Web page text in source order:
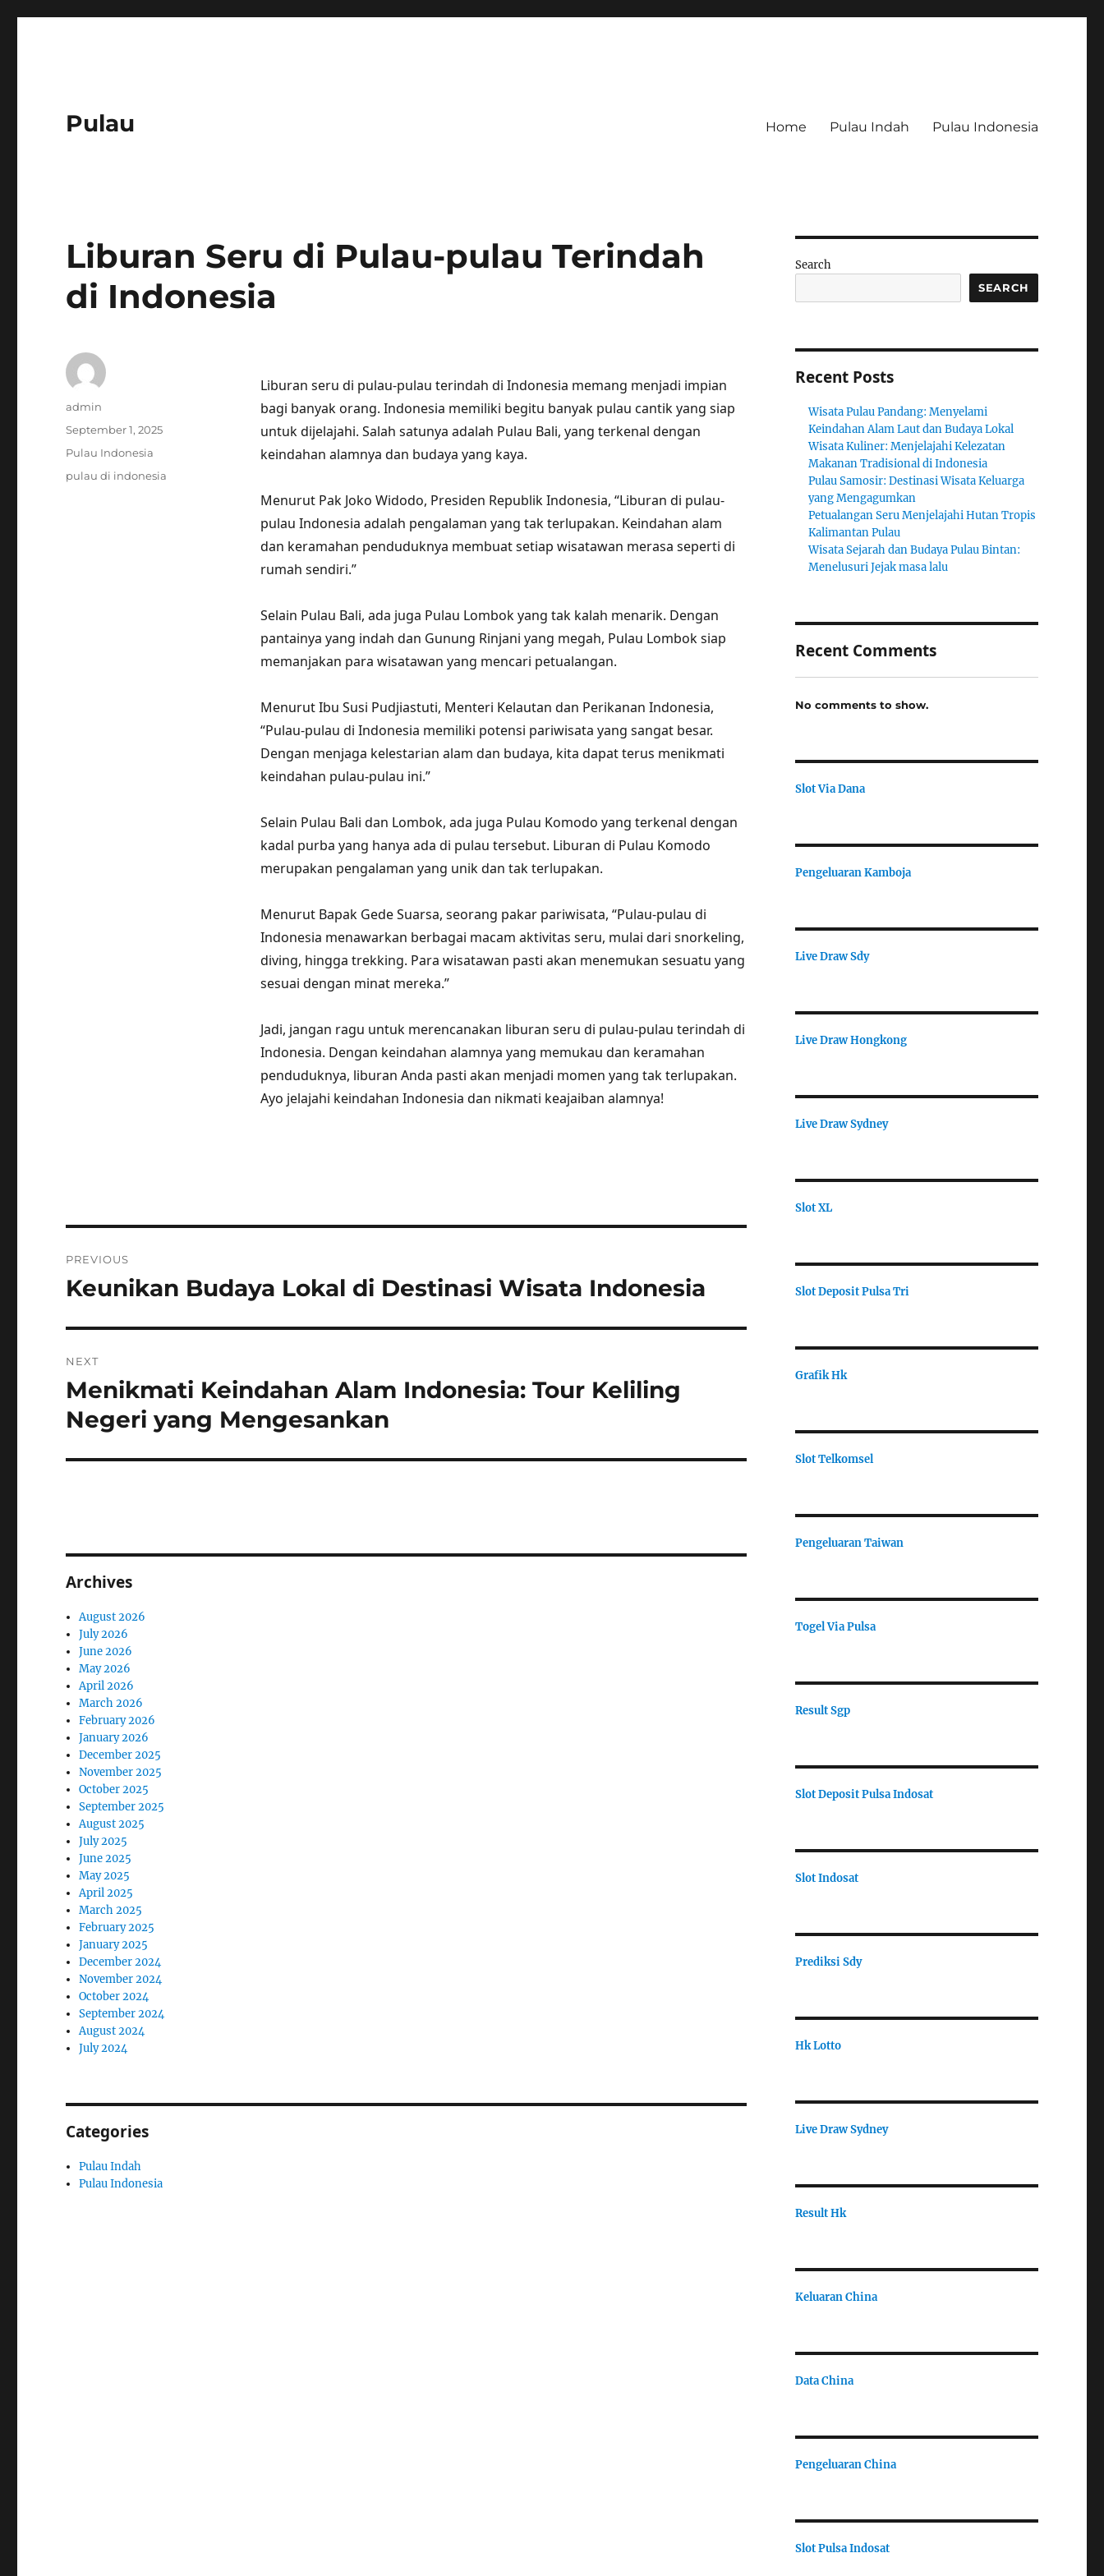
Pulau Home Pulau Indah Pulau Indonesia
Liburan Seru di Pulau-pulau Terindah
di Indonesia
Liburan seru di pulau-pulau terindah di Indonesia memang menjadi impian
bagi banyak orang. Indonesia memiliki begitu banyak pulau cantik yang siap
untuk dijelajahi. Salah satunya adalah Pulau Bali, yang terkenal dengan
keindahan alamnya dan budaya yang kaya.
Menurut Pak Joko Widodo, Presiden Republik Indonesia, “Liburan di pulau-
pulau Indonesia adalah pengalaman yang tak terlupakan. Keindahan alam
dan keramahan penduduknya membuat setiap wisatawan merasa seperti di
rumah sendiri.”
Selain Pulau Bali, ada juga Pulau Lombok yang tak kalah menarik. Dengan
pantainya yang indah dan Gunung Rinjani yang megah, Pulau Lombok siap
memanjakan para wisatawan yang mencari petualangan.
Menurut Ibu Susi Pudjiastuti, Menteri Kelautan dan Perikanan Indonesia,
“Pulau-pulau di Indonesia memiliki potensi pariwisata yang sangat besar.
Dengan menjaga kelestarian alam dan budaya, kita dapat terus menikmati
keindahan pulau-pulau ini.”
Selain Pulau Bali dan Lombok, ada juga Pulau Komodo yang terkenal dengan
kadal purba yang hanya ada di pulau tersebut. Liburan di Pulau Komodo
merupakan pengalaman yang unik dan tak terlupakan.
Menurut Bapak Gede Suarsa, seorang pakar pariwisata, “Pulau-pulau di
Indonesia menawarkan berbagai macam aktivitas seru, mulai dari snorkeling,
diving, hingga trekking. Para wisatawan pasti akan menemukan sesuatu yang
sesuai dengan minat mereka.”
Jadi, jangan ragu untuk merencanakan liburan seru di pulau-pulau terindah di
Indonesia. Dengan keindahan alamnya yang memukau dan keramahan
penduduknya, liburan Anda pasti akan menjadi momen yang tak terlupakan.
Ayo jelajahi keindahan Indonesia dan nikmati keajaiban alamnya!
Author
admin
Posted
September 1, 2025
Categories
Pulau Indonesia
Tags
pulau di indonesia
navigation
PREVIOUS
Previous
Keunikan Budaya Lokal di Destinasi Wisata Indonesia
NEXT
Next
post:
Menikmati Keindahan Alam Indonesia: Tour Keliling
Negeri yang Mengesankan
Archives
August 2026
July 2026
June 2026
May 2026
April 2026
March 2026
February 2026
January 2026
December 2025
November 2025
October 2025
September 2025
August 2025
July 2025
June 2025
May 2025
April 2025
March 2025
February 2025
January 2025
December 2024
November 2024
October 2024
September 2024
August 2024
July 2024
Categories
Pulau Indah
Pulau Indonesia
Search
SEARCH
Recent Posts
Wisata Pulau Pandang: Menyelami
Keindahan Alam Laut dan Budaya Lokal
Wisata Kuliner: Menjelajahi Kelezatan
Makanan Tradisional di Indonesia
Pulau Samosir: Destinasi Wisata Keluarga
yang Mengagumkan
Petualangan Seru Menjelajahi Hutan Tropis
Kalimantan Pulau
Wisata Sejarah dan Budaya Pulau Bintan:
Menelusuri Jejak masa lalu
Recent Comments
No comments to show.
Slot Via Dana
Pengeluaran Kamboja
Live Draw Sdy
Live Draw Hongkong
Live Draw Sydney
Slot XL
Slot Deposit Pulsa Tri
Grafik Hk
Slot Telkomsel
Pengeluaran Taiwan
Togel Via Pulsa
Result Sgp
Slot Deposit Pulsa Indosat
Slot Indosat
Prediksi Sdy
Hk Lotto
Live Draw Sydney
Result Hk
Keluaran China
Data China
Pengeluaran China
Slot Pulsa Indosat